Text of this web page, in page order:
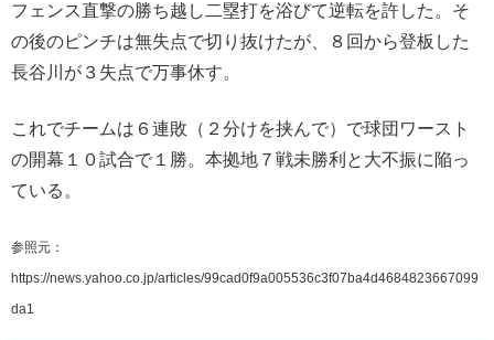
フェンス直撃の勝ち越し二塁打を浴びて逆転を許した。そ
の後のピンチは無失点で切り抜けたが、８回から登板した
長谷川が３失点で万事休す。
これでチームは６連敗（２分けを挟んで）で球団ワースト
の開幕１０試合で１勝。本拠地７戦未勝利と大不振に陥っ
ている。
参照元：
https://news.yahoo.co.jp/articles/99cad0f9a005536c3f07ba4d4684823667099
da1